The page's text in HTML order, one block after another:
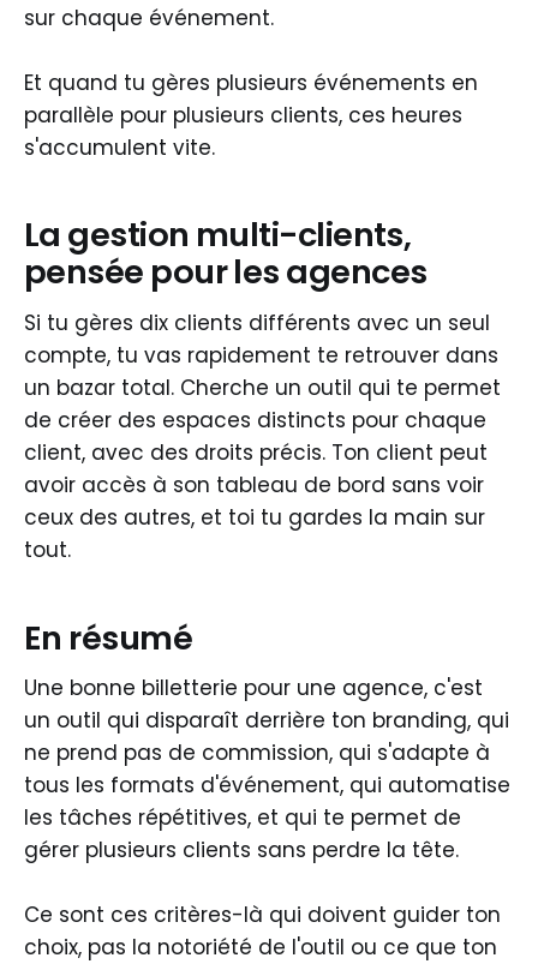
sur chaque événement.
Et quand tu gères plusieurs événements en
parallèle pour plusieurs clients, ces heures
s'accumulent vite.
La gestion multi-clients,
pensée pour les agences
Si tu gères dix clients différents avec un seul
compte, tu vas rapidement te retrouver dans
un bazar total. Cherche un outil qui te permet
de créer des espaces distincts pour chaque
client, avec des droits précis. Ton client peut
avoir accès à son tableau de bord sans voir
ceux des autres, et toi tu gardes la main sur
tout.
En résumé
Une bonne billetterie pour une agence, c'est
un outil qui disparaît derrière ton branding, qui
ne prend pas de commission, qui s'adapte à
tous les formats d'événement, qui automatise
les tâches répétitives, et qui te permet de
gérer plusieurs clients sans perdre la tête.
Ce sont ces critères-là qui doivent guider ton
choix, pas la notoriété de l'outil ou ce que ton